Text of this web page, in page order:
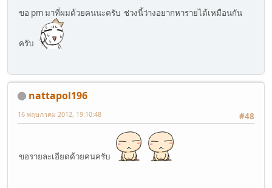
ขอ pm มาที่ผมด้วยคนนะครับ ช่วงนี้ว่างอยากหารายได้เหมือนกัน
ครับ
nattapol196
#48
16 พฤษภาคม 2012, 19:10:48
ขอรายละเอียดด้วยคนครับ